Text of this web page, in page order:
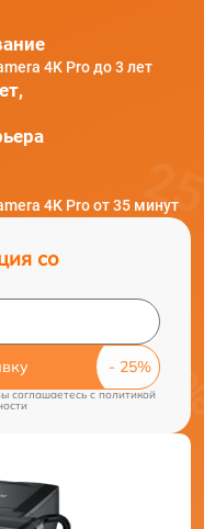
4K Pro до 3 лет
4K Pro от 35 минут
со
соглашаетесь cполитикой